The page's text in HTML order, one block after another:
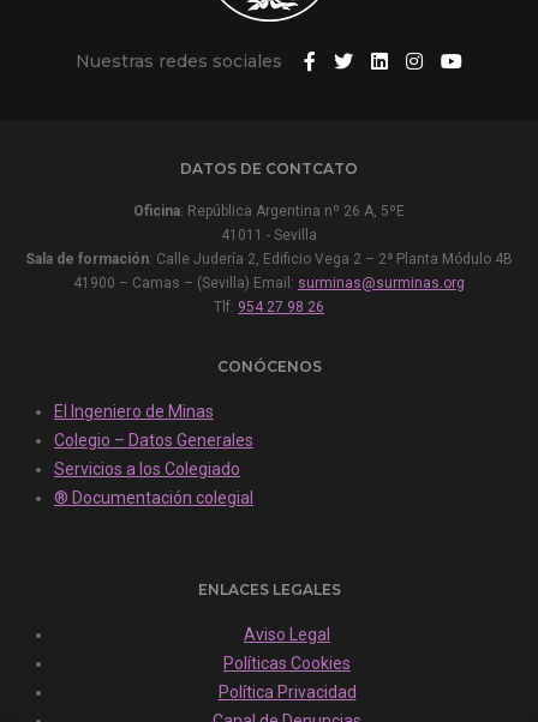
Nuestras redes sociales
DATOS DE CONTCATO
Oficina: República Argentina nº 26 A, 5ºE
41011 - Sevilla
Sala de formación: Calle Judería 2, Edificio Vega 2 – 2ª Planta Módulo 4B
41900 – Camas – (Sevilla) Email: surminas@surminas.org
Tlf: 954 27 98 26
CONÓCENOS
El Ingeniero de Minas
Colegio – Datos Generales
Servicios a los Colegiado
® Documentación colegial
ENLACES LEGALES
Aviso Legal
Políticas Cookies
Política Privacidad